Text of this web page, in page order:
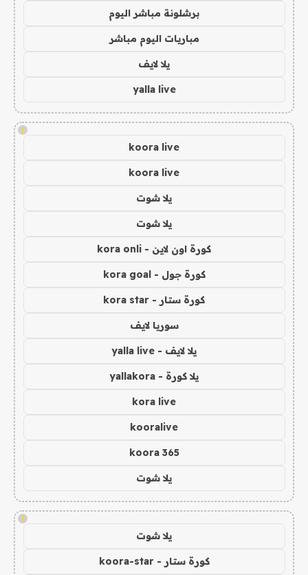
برشلونة مباشر اليوم
مباريات اليوم مباشر
يلا لايف
yalla live
!
koora live
koora live
يلا شوت
يلا شوت
كورة اون لاين - kora onli
كورة جول - kora goal
كورة ستار - kora star
سوريا لايف
يلا لايف - yalla live
يلا كورة - yallakora
kora live
kooralive
koora 365
يلا شوت
!
يلا شوت
كورة ستار - koora-star